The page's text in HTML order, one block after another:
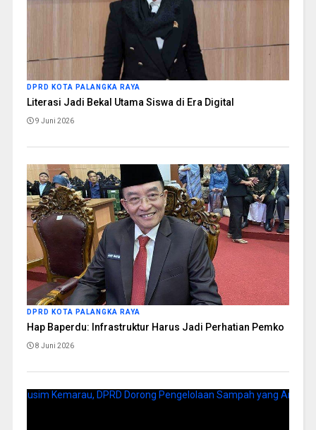
DPRD KOTA PALANGKA RAYA
Literasi Jadi Bekal Utama Siswa di Era Digital
9 Juni 2026
DPRD KOTA PALANGKA RAYA
Hap Baperdu: Infrastruktur Harus Jadi Perhatian Pemko
8 Juni 2026